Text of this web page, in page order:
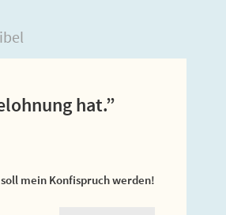
hat.”
soll mein Konfispruch werden!